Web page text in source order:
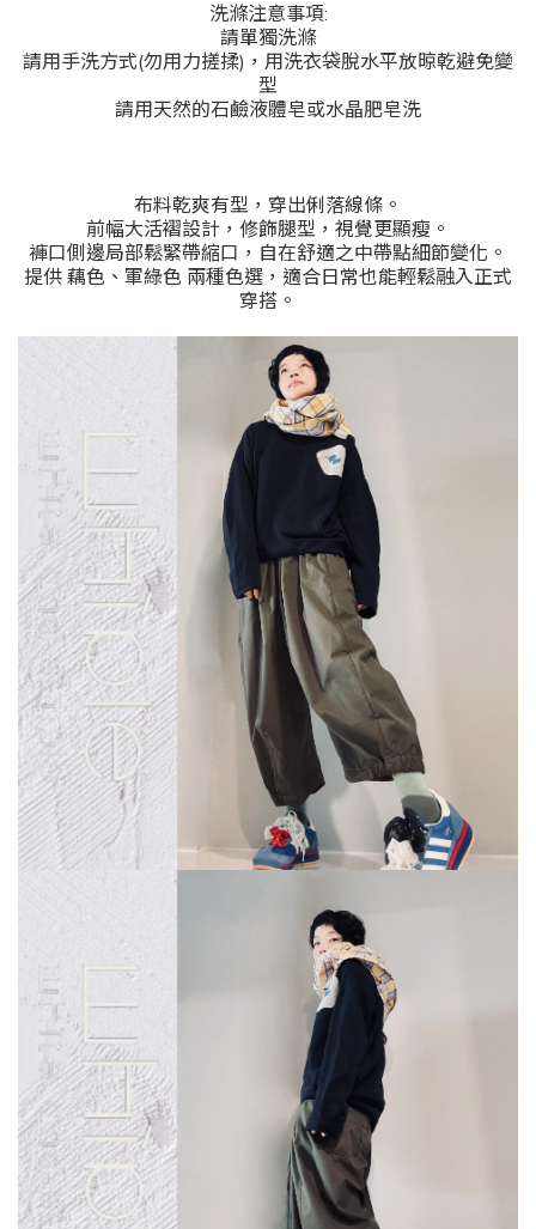
洗滌注意事項:
請單獨洗滌
請用手洗方式(勿用力搓揉)，用洗衣袋脫水平放晾乾避免變
型
請用天然的石鹼液體皂或水晶肥皂洗
布料乾爽有型，穿出俐落線條。
前幅大活褶設計，修飾腿型，視覺更顯瘦。
褲口側邊局部鬆緊帶縮口，自在舒適之中帶點細節變化。
提供 藕色、軍綠色 兩種色選，適合日常也能輕鬆融入正式
穿搭。